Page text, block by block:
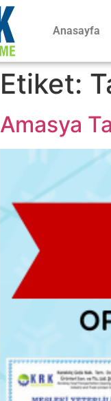
Anasayfa
Etiket:
Amasya